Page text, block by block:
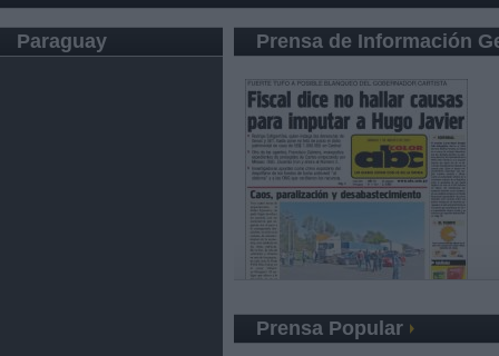
Paraguay Prensa de Información
Prensa Popular